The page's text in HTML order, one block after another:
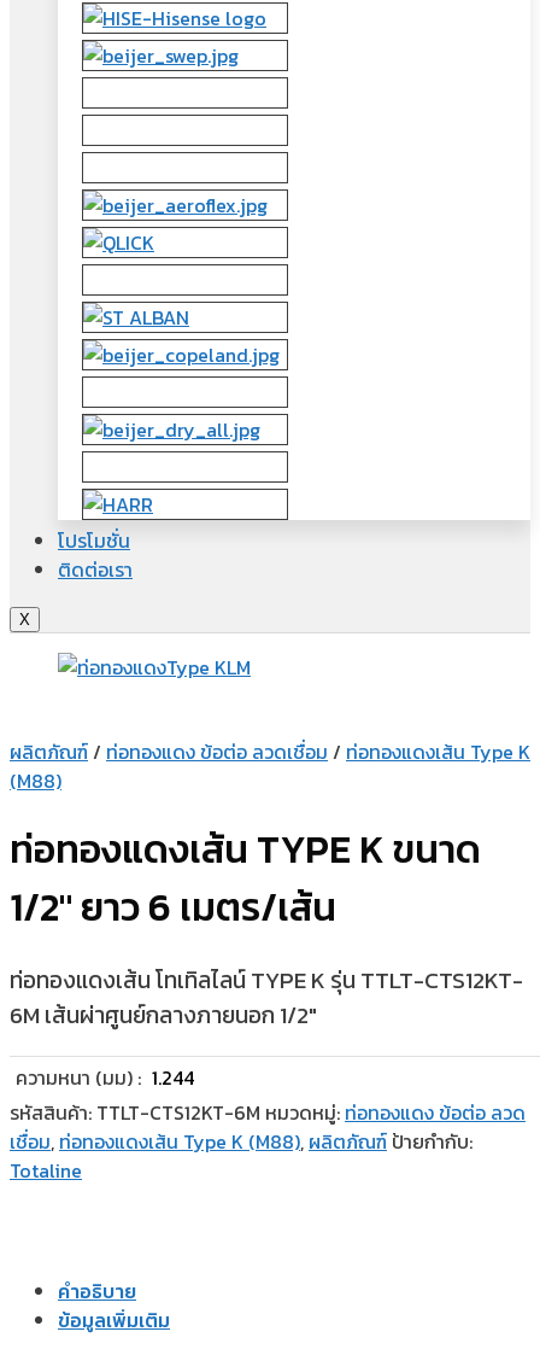
โปรโมชั่น
ติดต่อเรา
X
ผลิตภัณฑ์/ ท่อทองแดง ข้อต่อ ลวดเชื่อม / ท่อทองแดงเส้น Type K
(M88)
ท่อทองแดงเส้น TYPE K ขนาด
1/2″ ยาว 6 เมตร/เส้น
ท่อทองแดงเส้น โทเทิลไลน์ TYPE K รุ่น TTLT-CTS12KT-
6M เส้นผ่าศูนย์กลางภายนอก 1/2″
ความหนา (มม) : 1.244
รหัสสินค้า: TTLT-CTS12KT-6M หมวดหมู่: ท่อทองแดง ข้อต่อ ลวด
เชื่อม, ท่อทองแดงเส้น Type K (M88), ผลิตภัณฑ์ ป้ายกำกับ:
Totaline
คำอธิบาย
ข้อมูลเพิ่มเติม